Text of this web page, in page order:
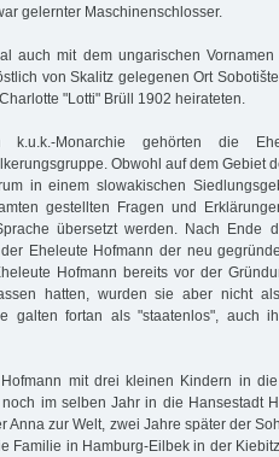
gelernter Maschinenschlosser.
auch mit dem ungarischen Vornamen
von Skalitz gelegenen Ort
"Lotti" Brüll 1902 heirateten.
k.u.k.-Monarchie gehörten die
Obwohl auf dem Gebiet
in einem slowakischen
gestellten Fragen und
übersetzt werden. Nach Ende
Eheleute Hofmann der neu
Hofmann bereits vor der
hatten, wurden sie aber nicht
galten fortan als "staatenlos", auch
mit drei kleinen Kindern in
im selben Jahr in die Hansestadt
Anna zur Welt, zwei Jahre später der
Familie in Hamburg-Eilbek in der